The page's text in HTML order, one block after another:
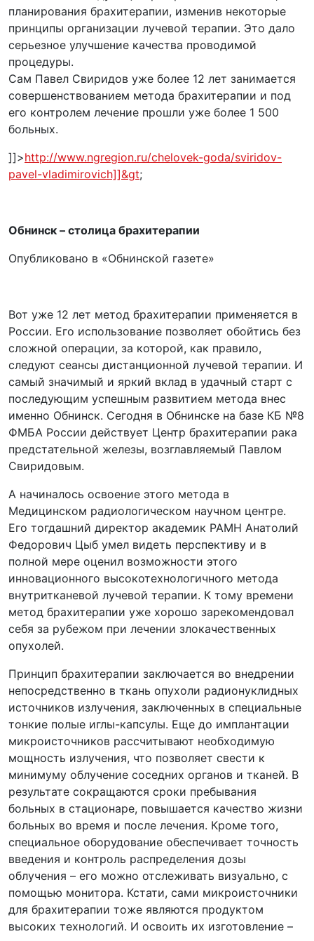
планирования брахитерапии, изменив некоторые
принципы организации лучевой терапии. Это дало
серьезное улучшение качества проводимой
процедуры.
Сам Павел Свиридов уже более 12 лет занимается
совершенствованием метода брахитерапии и под
его контролем лечение прошли уже более 1 500
больных.
]]>http://www.ngregion.ru/chelovek-goda/sviridov-
pavel-vladimirovich]]&gt;
Обнинск – столица брахитерапии
Опубликовано в «Обнинской газете»
Вот уже 12 лет метод брахитерапии применяется в
России. Его использование позволяет обойтись без
сложной операции, за которой, как правило,
следуют сеансы дистанционной лучевой терапии. И
самый значимый и яркий вклад в удачный старт с
последующим успешным развитием метода внес
именно Обнинск. Сегодня в Обнинске на базе КБ №8
ФМБА России действует Центр брахитерапии рака
предстательной железы, возглавляемый Павлом
Свиридовым.
А начиналось освоение этого метода в
Медицинском радиологическом научном центре.
Его тогдашний директор академик РАМН Анатолий
Федорович Цыб умел видеть перспективу и в
полной мере оценил возможности этого
инновационного высокотехнологичного метода
внутритканевой лучевой терапии. К тому времени
метод брахитерапии уже хорошо зарекомендовал
себя за рубежом при лечении злокачественных
опухолей.
Принцип брахитерапии заключается во внедрении
непосредственно в ткань опухоли радионуклидных
источников излучения, заключенных в специальные
тонкие полые иглы-капсулы. Еще до имплантации
микроисточников рассчитывают необходимую
мощность излучения, что позволяет свести к
минимуму облучение соседних органов и тканей. В
результате сокращаются сроки пребывания
больных в стационаре, повышается качество жизни
больных во время и после лечения. Кроме того,
специальное оборудование обеспечивает точность
введения и контроль распределения дозы
облучения – его можно отслеживать визуально, с
помощью монитора. Кстати, сами микроисточники
для брахитерапии тоже являются продуктом
высоких технологий. И освоить их изготовление –